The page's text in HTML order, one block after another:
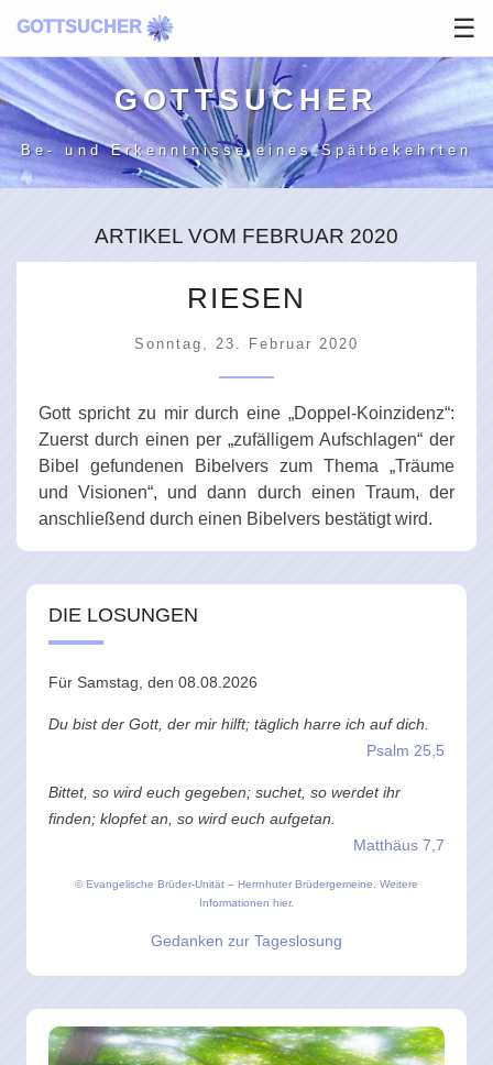
GOTTSUCHER ☰
GOTT­SUCHER
Be- und Erkenntnisse eines Spätbekehrten
ARTIKEL VOM FEBRUAR 2020
RIESEN
Sonntag, 23. Februar 2020
Gott spricht zu mir durch eine „Doppel-Koinzidenz“:
Zuerst durch einen per „zufälligem Aufschlagen“ der
Bibel gefundenen Bibelvers zum Thema „Träume
und Visionen“, und dann durch einen Traum, der
anschließend durch einen Bibelvers bestätigt wird.
DIE LOSUNGEN
Für Samstag, den 08.08.2026
Du bist der Gott, der mir hilft; täglich harre ich auf dich.
Psalm 25,5
Bittet, so wird euch gegeben; suchet, so werdet ihr
finden; klopfet an, so wird euch aufgetan.
Matthäus 7,7
© Evangelische Brüder-Unität – Herrnhuter Brüdergemeine.
Weitere
Informationen hier.
Gedanken zur Tageslosung